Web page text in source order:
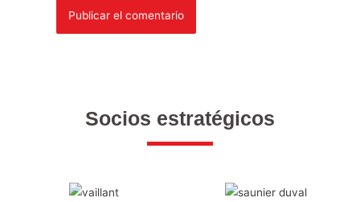
Socios estratégicos